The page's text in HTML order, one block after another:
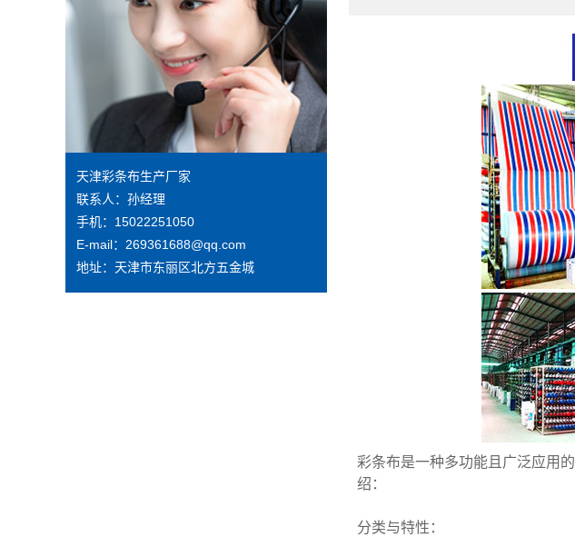
天津彩条布生产厂家
联系人：孙经理
手机：15022251050
E-mail：269361688@qq.com
地址：天津市东丽区北方五金城
彩条布是一种多功能且广泛应用的
绍：
分类与特性：